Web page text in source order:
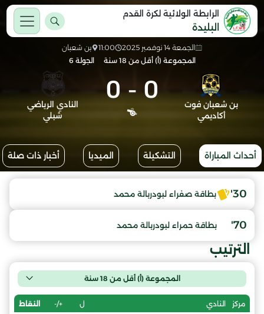
الرابطة الولائية لكرة القدم
البليدة
الجمعة 14 نوفمبر 2025 11:00
بن شعبان
المجموعة (أ) أقل من 18 سنة
الجولة 6
بن شعبان فوت
أكاديمي
0
-
0
النادي الرياضي
شبلي
أحداث المباراة التشكيلة الميديا أخبار ذات صلة
30' بطاقة صفراء لبودربالة محمد
70' بطاقة حمراء لبودربالة محمد
الترتيب
المجموعة (أ) أقل من 18 سنة
مركز النادي ل +/- النقاط